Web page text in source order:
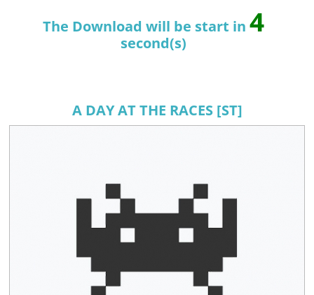
The Download will be start in 4
second(s)
A DAY AT THE RACES [ST]